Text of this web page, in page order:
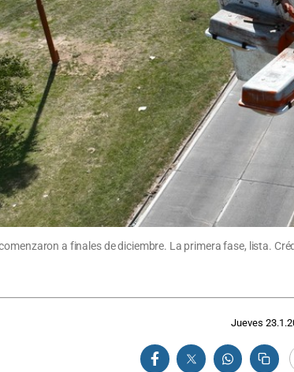
a finales de diciembre. La primera fase, lista.
Jueves